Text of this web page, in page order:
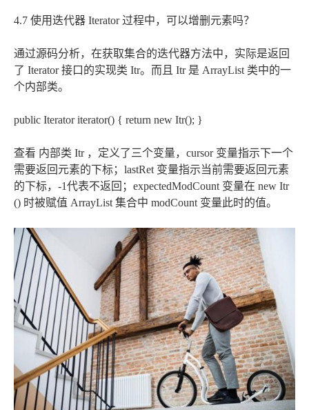
4.7 使用迭代器 Iterator 过程中，可以增删元素吗？
通过源码分析，在获取集合的迭代器方法中，实际是返回
了 Iterator 接口的实现类 Itr。而且 Itr 是 ArrayList 类中的一
个内部类。
public Iteratoriterator() { return new Itr(); }
查看 内部类 Itr ，定义了三个变量，cursor 变量指示下一个
需要返回元素的下标；lastRet 变量指示当前需要返回元素
的下标，-1代表不返回；expectedModCount 变量在 new Itr
() 时被赋值 ArrayList 集合中 modCount 变量此时的值。